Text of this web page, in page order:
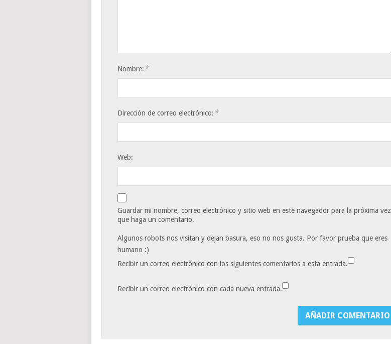
Nombre: *
Dirección de correo electrónico: *
Web:
Guardar mi nombre, correo electrónico y sitio web en este navegador para la próxima vez
que haga un comentario.
Algunos robots nos visitan y dejan basura, eso no nos gusta. Por favor prueba que eres
humano :)
Recibir un correo electrónico con los siguientes comentarios a esta entrada.
Recibir un correo electrónico con cada nueva entrada.